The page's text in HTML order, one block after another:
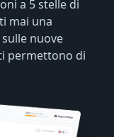
a 5 stelle di
mai una
nuove
permettono di